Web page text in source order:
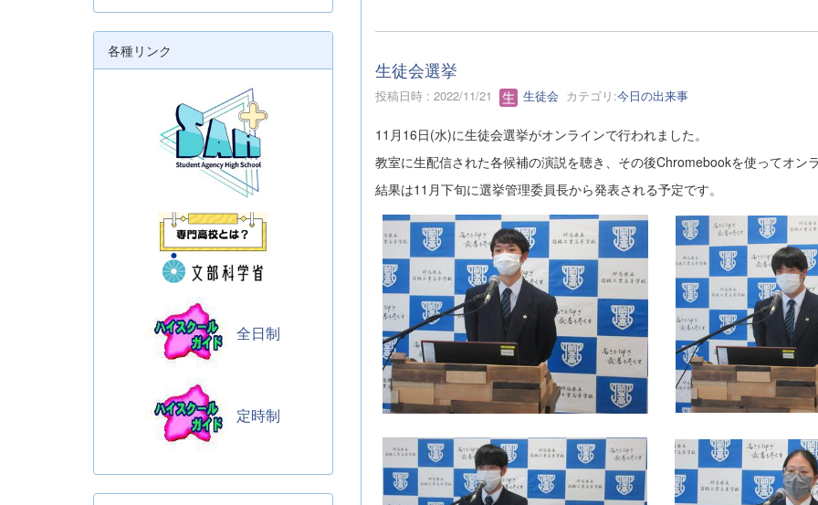
生徒会選挙
投稿日時 : 2022/11/21 生徒会 カテゴリ:今日の出来事
11月16日(水)に生徒会選挙がオンラインで行われました。
教室に生配信された各候補の演説を聴き、その後Chromebookを使ってオン
結果は11月下旬に選挙管理委員長から発表される予定です。
各種リンク
全日制
定時制